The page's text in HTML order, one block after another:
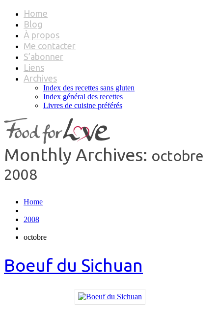
Home
Blog
À propos
Me contacter
S’abonner
Liens
Archives
Index des recettes sans gluten
Index général des recettes
Livres de cuisine préférés
Monthly Archives: octobre
2008
Home
2008
octobre
Boeuf du Sichuan